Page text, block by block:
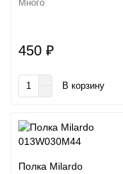
Много
450 ₽
В корзину
Полка Milardo